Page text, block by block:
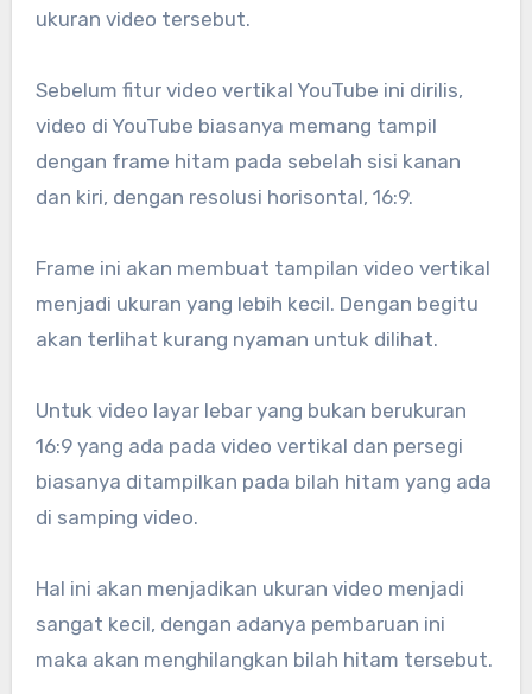
ukuran video tersebut.
Sebelum fitur video vertikal YouTube ini dirilis,
video di YouTube biasanya memang tampil
dengan frame hitam pada sebelah sisi kanan
dan kiri, dengan resolusi horisontal, 16:9.
Frame ini akan membuat tampilan video vertikal
menjadi ukuran yang lebih kecil. Dengan begitu
akan terlihat kurang nyaman untuk dilihat.
Untuk video layar lebar yang bukan berukuran
16:9 yang ada pada video vertikal dan persegi
biasanya ditampilkan pada bilah hitam yang ada
di samping video.
Hal ini akan menjadikan ukuran video menjadi
sangat kecil, dengan adanya pembaruan ini
maka akan menghilangkan bilah hitam tersebut.